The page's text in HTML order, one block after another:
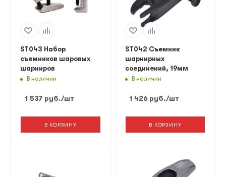
ST043 Набор
съемников шаровых
шарниров
В наличии
1 537 руб./шт
В КОРЗИНУ
ST042 Съемник
шарнирных
соединений, 19мм
В наличии
1 426 руб./шт
В КОРЗИНУ